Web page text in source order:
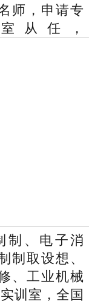
师，申请专
从任，
制、电子消
制取设想、
、工业机械
训室，全国